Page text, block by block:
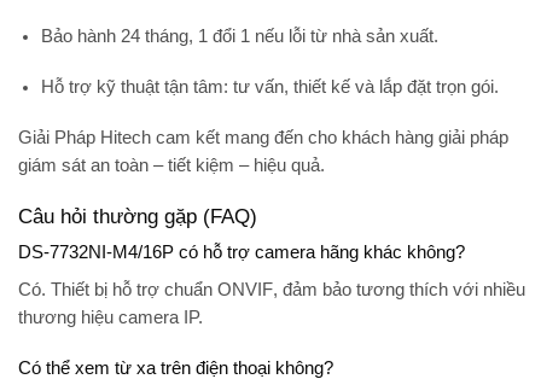
Bảo hành 24 tháng, 1 đổi 1 nếu lỗi từ nhà sản xuất.
Hỗ trợ kỹ thuật tận tâm: tư vấn, thiết kế và lắp đặt trọn gói.
Giải Pháp Hitech cam kết mang đến cho khách hàng giải pháp
giám sát an toàn – tiết kiệm – hiệu quả.
Câu hỏi thường gặp (FAQ)
DS-7732NI-M4/16P có hỗ trợ camera hãng khác không?
Có. Thiết bị hỗ trợ chuẩn ONVIF, đảm bảo tương thích với nhiều
thương hiệu camera IP.
Có thể xem từ xa trên điện thoại không?